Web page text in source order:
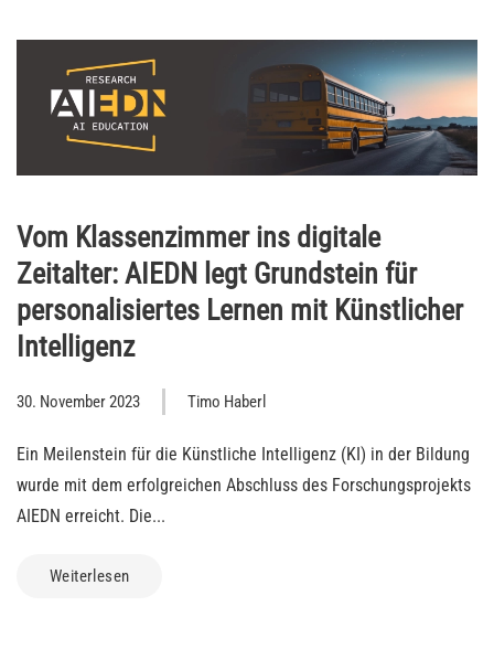
Vom Klassenzimmer ins digitale
Zeitalter: AIEDN legt Grundstein für
personalisiertes Lernen mit Künstlicher
Intelligenz
30. November 2023 Timo Haberl
Ein Meilenstein für die Künstliche Intelligenz (KI) in der Bildung
wurde mit dem erfolgreichen Abschluss des Forschungsprojekts
AIEDN erreicht. Die...
Weiterlesen